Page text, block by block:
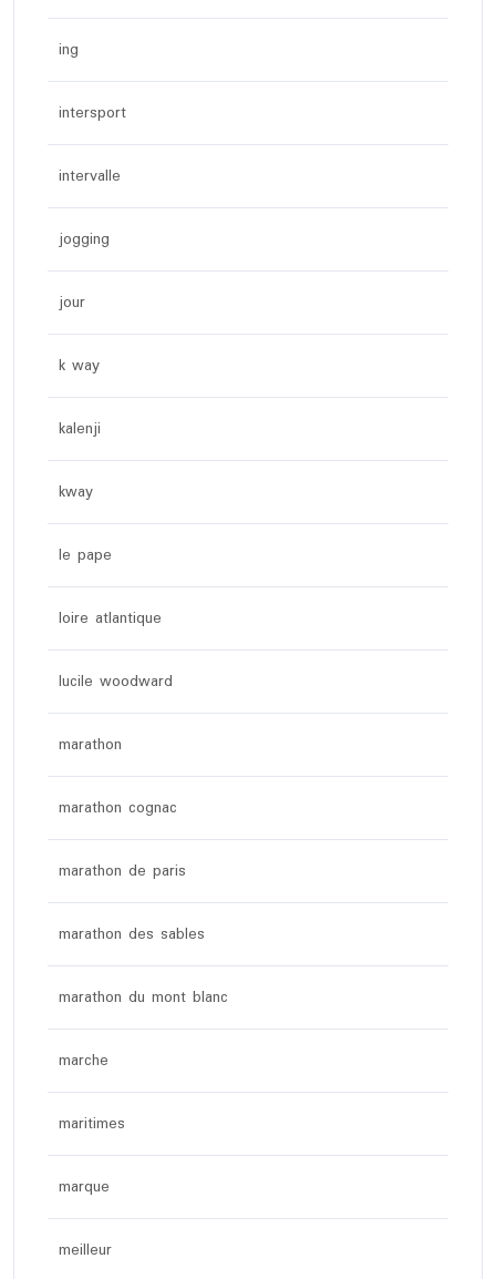
ing
intersport
intervalle
jogging
jour
k way
kalenji
kway
le pape
loire atlantique
lucile woodward
marathon
marathon cognac
marathon de paris
marathon des sables
marathon du mont blanc
marche
maritimes
marque
meilleur